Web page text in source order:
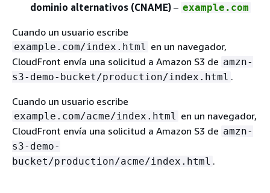
dominio alternativos (CNAME) – example.com
Cuando un usuario escribe
example.com/index.html
en un navegador,
CloudFront envía una solicitud a Amazon S3 de amzn-
s3-demo-bucket/production/index.html .
Cuando un usuario escribe
example.com/acme/index.html
en un navegador,
CloudFront envía una solicitud a Amazon S3 de amzn-
s3-demo-
bucket/production/acme/index.html .